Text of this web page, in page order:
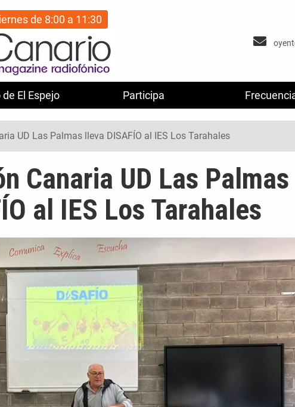
El Espejo Participa
de 8:00 a 11:30
UD Las Palmas lleva DISAFÍO al IES Los Tarahales
Canaria UD Las Palmas
al IES Los Tarahales